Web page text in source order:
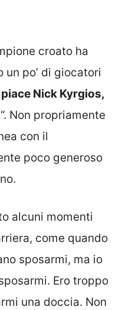
croato ha
un po’ di giocatori
piace Nick Kyrgios,
“. Non propriamente
con il
poco generoso
alcuni momenti
come quando
sposarmi, ma io
Ero troppo
una doccia. Non